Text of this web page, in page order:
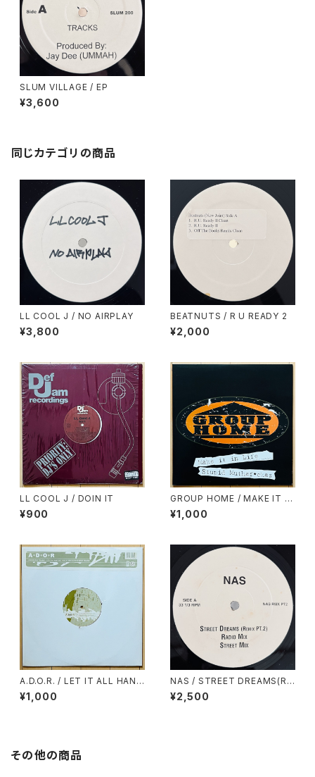
SLUM VILLAGE / EP
¥3,600
同じカテゴリの商品
LL COOL J / NO AIRPLAY
¥3,800
BEATNUTS / R U READY 2
¥2,000
LL COOL J / DOIN IT
¥900
GROUP HOME / MAKE IT IN
LIFE
¥1,000
A.D.O.R. / LET IT ALL HANG
OUT(RAE & CHRISTIAN RE
MIX)
¥1,000
NAS / STREET DREAMS(RE
MIX PT.2)
¥2,500
その他の商品